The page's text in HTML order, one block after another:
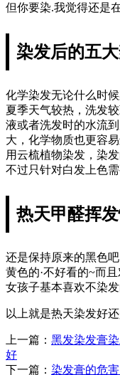
但你要染.我觉得还是
染发后的五
化学染发无论什么时
夏季天气较热，洗发
液或者洗发时的水流
大，化学物质也更容
用云梳植物染发，染
不过只针对白发上色需
热天甲醛挥
还是保持原来的黑色吧
黄色的·不好看的~而且
女孩子基本喜欢不染发
以上就是热天染发好
上一篇： 黑发染发膏
好
下一篇： 染发膏的危